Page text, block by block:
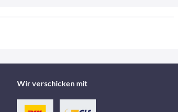
Wir verschicken mit